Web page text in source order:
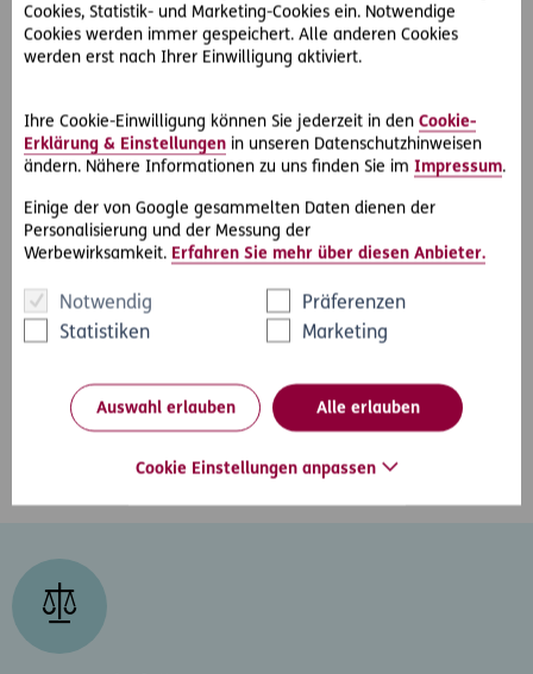
Cookies, Statistik- und Marketing-Cookies ein. Notwendige
Cookies werden immer gespeichert. Alle anderen Cookies
werden erst nach Ihrer Einwilligung aktiviert.
Ihre Cookie-Einwilligung können Sie jederzeit in den Cookie-
Erklärung & Einstellungen in unseren Datenschutzhinweisen
ändern. Nähere Informationen zu uns finden Sie im Impressum.
Einige der von Google gesammelten Daten dienen der
Personalisierung und der Messung der
Werbewirksamkeit. Erfahren Sie mehr über diesen Anbieter.
Notwendig
Präferenzen
Statistiken
Marketing
Auswahl erlauben Alle erlauben
Cookie Einstellungen anpassen
Beantwortung Ihrer rechtlichen Frage - Die D.A.S.-
Juristen prüfen Ihren Fall individuell und geben Ihnen
außer Steuer-, Zoll- und sonstiges Abgaberecht.
Wahlweise per Telefon oder E-Mail.
unterstützen wir Sie bei einer außergerichtlichen
Lösung, etwa mit einem Schreiben an die
Empfehlung von spezialisierten Anwälten - Wir
beraten Sie über die nächsten Schritte und
Anwalt aus unserem Netzwerk